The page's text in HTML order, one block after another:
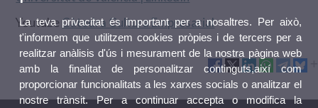
Youtube Càtedra Cultura Empresarial
La teva privacitat és important per a nosaltres. Per això,
t'informem que utilitzem cookies pròpies i de tercers per a
realitzar anàlisis d'ús i mesurament de la nostra pàgina web
amb la finalitat de personalitzar continguts,així com
proporcionar funcionalitats a les xarxes socials o analitzar el
nostre trànsit. Per a continuar accepta o modifica la